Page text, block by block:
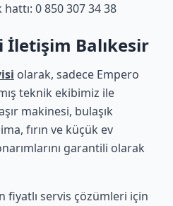
0 850 307 34 38
İletişim Balıkesir
olarak, sadece Empero
teknik ekibimiz ile
makinesi, bulaşık
fırın ve küçük ev
garantili olarak
fiyatlı servis çözümleri için